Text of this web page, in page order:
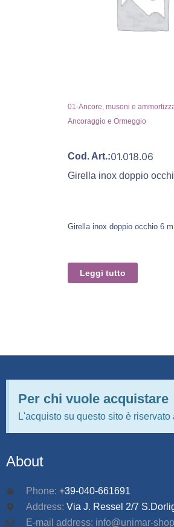
01-Ancore, musoni e
Ancoraggio e Ormeggio
Cod. Art.:01.018.06
Girella inox doppio
Girella inox doppio occhio 6
Leggi tutto
Per chi vuole acquistare
L'acquisto su questo sito è
About
Phone: +39-040-661691
Address: Via J. Ressel 2/7
E-mail address: info@unimar-